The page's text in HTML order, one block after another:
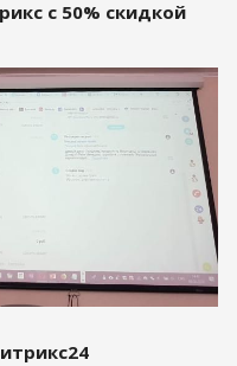
с 50% скидкой